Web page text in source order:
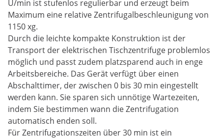
U/min ist stufenlos regulierbar und erzeugt beim
Maximum eine relative Zentrifugalbeschleunigung von
1150 xg.
Durch die leichte kompakte Konstruktion ist der
Transport der elektrischen Tischzentrifuge problemlos
möglich und passt zudem platzsparend auch in enge
Arbeitsbereiche. Das Gerät verfügt über einen
Abschalttimer, der zwischen 0 bis 30 min eingestellt
werden kann. Sie sparen sich unnötige Wartezeiten,
indem Sie bestimmen wann die Zentrifugation
automatisch enden soll.
Für Zentrifugationszeiten über 30 min ist ein